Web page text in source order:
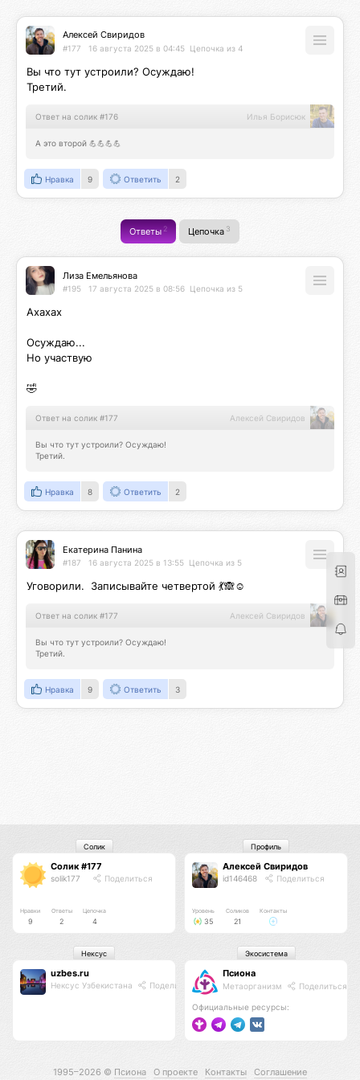
Алексей Свиридов
#177 16 августа 2025 в 04:45 Цепочка из 4
Вы что тут устроили? Осуждаю!
Третий.
Ответ на солик #176 Илья Борисюк
А это второй 💪💪💪💪
Нравка 9 Ответить 2
Ответы2 Цепочка 3
Лиза Емельянова
#195 17 августа 2025 в 08:56 Цепочка из 5
Ахахах
Осуждаю...
Но участвую
🤣
Ответ на солик #177 Алексей Свиридов
Вы что тут устроили? Осуждаю!
Третий.
Нравка 8 Ответить 2
Екатерина Панина
#187 16 августа 2025 в 13:55 Цепочка из 5
Уговорили.  Записывайте четвертой 💃🙈☺️
Ответ на солик #177 Алексей Свиридов
Вы что тут устроили? Осуждаю!
Третий.
Нравка 9 Ответить 3
Солик #177
solik177 Поделиться
Нравки
9
Ответы
2
Цепочка
4
Солик
Алексей Свиридов
id146468 Поделиться
Уровень
35
Соликов
21
Контакты
Профиль
uzbes.ru
Нексус Узбекистана Поделиться
Нексус
Псиона
Метаорганизм Поделиться
Официальные ресурсы:
Экосистема
1995–2026 © Псиона О проекте Контакты Соглашение